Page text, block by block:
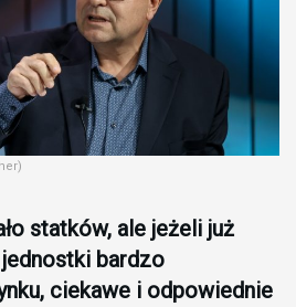
statków, ale jeżeli już
bardzo
ciekawe i odpowiednie